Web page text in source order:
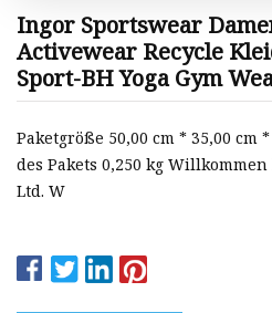
Ingor Sportswear
Activewear Recycle
Sport-BH Yoga Gym
Paketgröße 50,00 cm * 35,00 cm
des Pakets 0,250 kg
Ltd. W